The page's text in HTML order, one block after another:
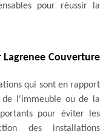
pour réussir la
Lagrenee Couverture
qui sont en rapport
l'immeuble ou de la
pour éviter les
des installations